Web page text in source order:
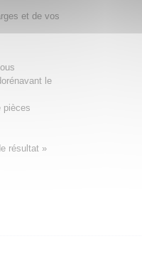
et de vos
le
pièces
résultat »